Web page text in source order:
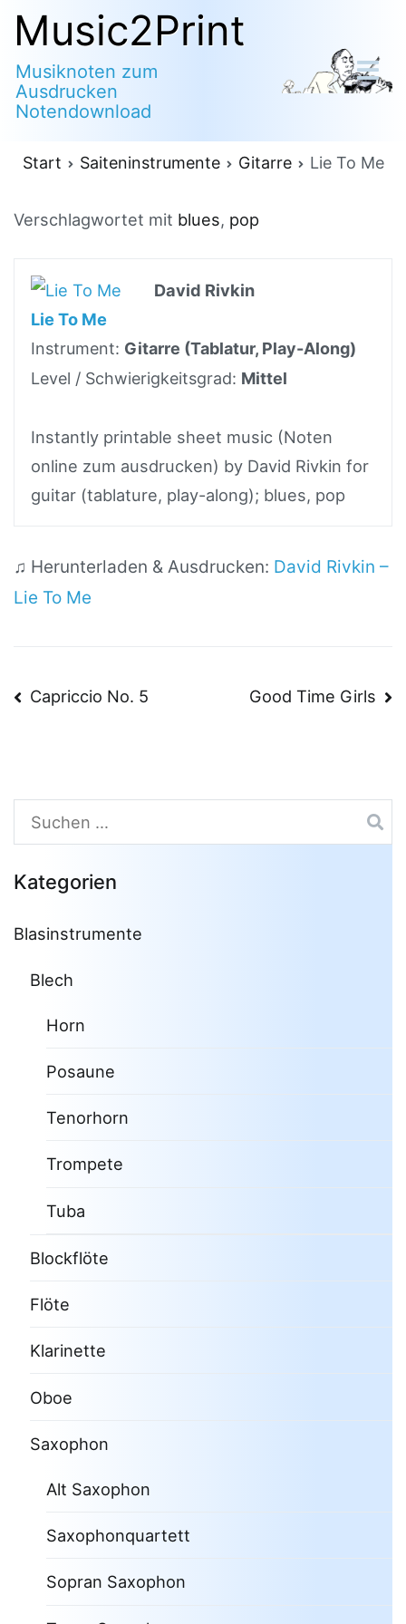
Zum
Inhalt
springen
Music2Print
Musiknoten zum
Ausdrucken
Notendownload
Start Saiteninstrumente Gitarre Lie To Me
Verschlagwortet mit blues, pop
David Rivkin
Lie To Me
Instrument: Gitarre (Tablatur, Play-Along)
Level / Schwierigkeitsgrad: Mittel
Instantly printable sheet music (Noten
online zum ausdrucken) by David Rivkin for
guitar (tablature, play-along); blues, pop
♫ Herunterladen & Ausdrucken: David Rivkin –
Lie To Me
Beitragsnavigation
Capriccio No. 5 Good Time Girls
Suchen
nach:
Kategorien
Blasinstrumente
Blech
Horn
Posaune
Tenorhorn
Trompete
Tuba
Blockflöte
Flöte
Klarinette
Oboe
Saxophon
Alt Saxophon
Saxophonquartett
Sopran Saxophon